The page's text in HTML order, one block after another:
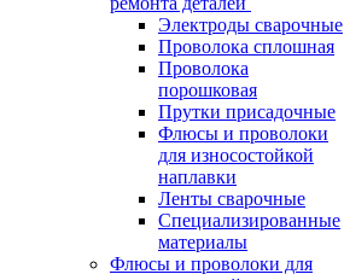
Электроды сварочные
Проволока сплошная
Проволока
порошковая
Прутки присадочные
Флюсы и проволоки
для износостойкой
наплавки
Ленты сварочные
Специализированные
материалы
Флюсы и проволоки для